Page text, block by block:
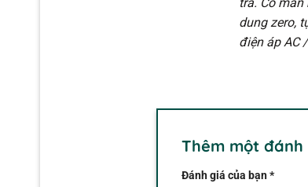
dung zero,
điện áp AC
Thêm một đánh
Đánh giá của bạn*